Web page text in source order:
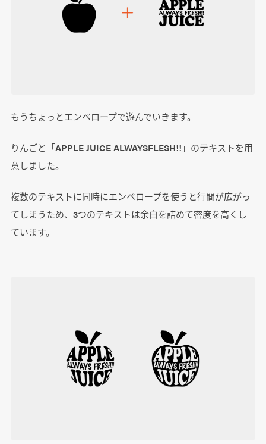
もうちょっとエンベロープで遊んでいきます。
りんごと「APPLE JUICE ALWAYSFLESH!!」のテキストを用
意しました。
複数のテキストに同時にエンベロープを使うと行間が広がっ
てしまうため、3つのテキストは余白を詰めて密度を高くし
ています。